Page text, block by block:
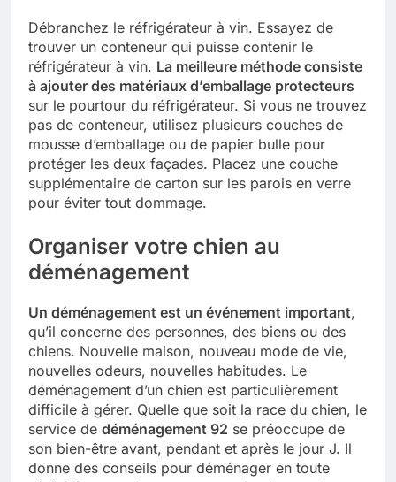
Débranchez le réfrigérateur à vin. Essayez de
trouver un conteneur qui puisse contenir le
réfrigérateur à vin. La meilleure méthode consiste
à ajouter des matériaux d’emballage protecteurs
sur le pourtour du réfrigérateur. Si vous ne trouvez
pas de conteneur, utilisez plusieurs couches de
mousse d’emballage ou de papier bulle pour
protéger les deux façades. Placez une couche
supplémentaire de carton sur les parois en verre
pour éviter tout dommage.
Organiser votre chien au
déménagement
Un déménagement est un événement important,
qu’il concerne des personnes, des biens ou des
chiens. Nouvelle maison, nouveau mode de vie,
nouvelles odeurs, nouvelles habitudes. Le
déménagement d’un chien est particulièrement
difficile à gérer. Quelle que soit la race du chien, le
service de déménagement 92 se préoccupe de
son bien-être avant, pendant et après le jour J. Il
donne des conseils pour déménager en toute